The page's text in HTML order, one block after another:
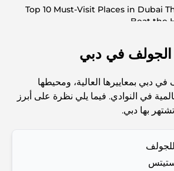
Top 10 Must-Visit Places in Dubai
Beat the
Top 7 Busiest Airports in the World:
Abu Dhabi vs Dubai: A Practical
Investors
في دبي
دبي بمعاييرها العالية، ومحيطها
في النوادي. فيما يلي نظرة على أبرز
بها دبي.